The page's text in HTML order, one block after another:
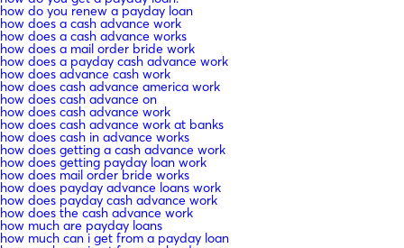
how do you renew a payday loan
how does a cash advance work
how does a cash advance works
how does a mail order bride work
how does a payday cash advance work
how does advance cash work
how does cash advance america work
how does cash advance on
how does cash advance work
how does cash advance work at banks
how does cash in advance works
how does getting a cash advance work
how does getting payday loan work
how does mail order bride works
how does payday advance loans work
how does payday cash advance work
how does the cash advance work
how much are payday loans
how much can i get from a payday loan